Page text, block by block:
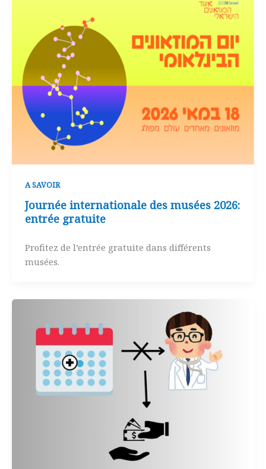
A SAVOIR
Journée internationale des musées 2026:
entrée gratuite
Profitez de l’entrée gratuite dans différents
musées.